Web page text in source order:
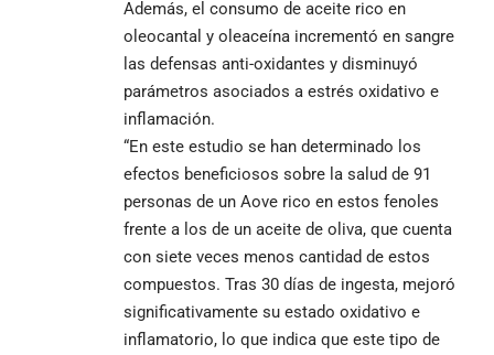
Además, el consumo de aceite rico en
oleocantal y oleaceína incrementó en sangre
las defensas anti-oxidantes y disminuyó
parámetros asociados a estrés oxidativo e
inflamación.
“En este estudio se han determinado los
efectos beneficiosos sobre la salud de 91
personas de un Aove rico en estos fenoles
frente a los de un aceite de oliva, que cuenta
con siete veces menos cantidad de estos
compuestos. Tras 30 días de ingesta, mejoró
significativamente su estado oxidativo e
inflamatorio, lo que indica que este tipo de